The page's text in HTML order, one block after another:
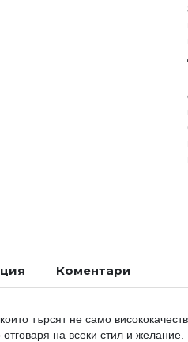
търсят не само
на всеки стил и желание.
Коментари